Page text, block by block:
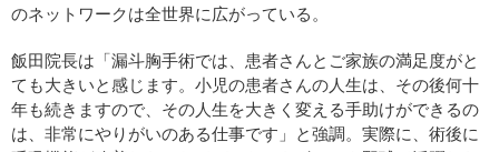
のネットワークは全世界に広がっている。
飯田院長は「漏斗胸手術では、患者さんとご家族の満足度がと
ても大きいと感じます。小児の患者さんの人生は、その後何十
年も続きますので、その人生を大きく変える手助けができるの
は、非常にやりがいのある仕事です」と強調。実際に、術後に